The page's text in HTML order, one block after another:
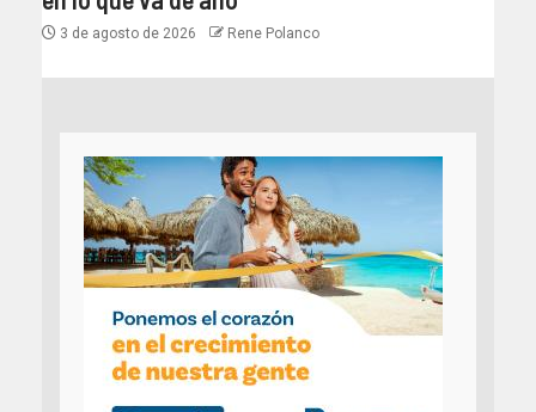
3 de agosto de 2026 Rene Polanco